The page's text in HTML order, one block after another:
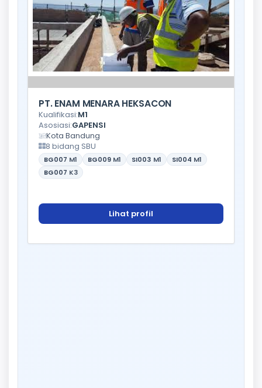
PT. ENAM MENARA HEKSACON
Kualifikasi:M1
Asosiasi:GAPENSI
Kota Bandung
8 bidang SBU
BG007 M1 BG009 M1 SI003 M1 SI004 M1
BG007 K3
Lihat profil